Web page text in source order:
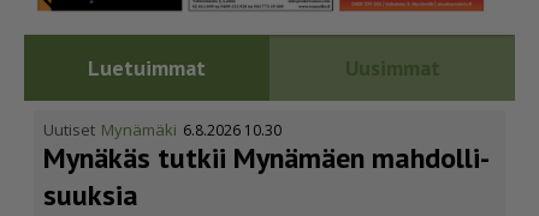
Luetuimmat Uusimmat
Uutiset Mynämäki 6.8.2026 10.30
Mynäkäs tutkii Mynämäen mahdol­li­
suuksia